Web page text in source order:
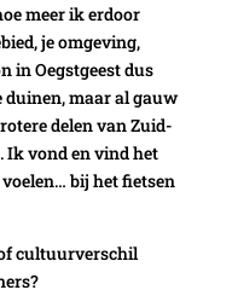
meer ik erdoor
je omgeving,
in Oegstgeest dus
maar al gauw
delen van Zuid-
Ik vond en vind het
bij het fietsen
cultuurverschil